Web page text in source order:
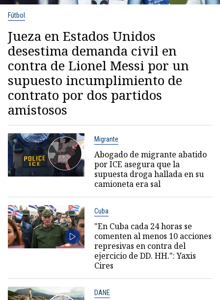
Fútbol
Jueza en Estados Unidos
desestima demanda civil en
contra de Lionel Messi por un
supuesto incumplimiento de
contrato por dos partidos
amistosos
Migrante
Abogado de migrante abatido
por ICE asegura que la
supuesta droga hallada en su
camioneta era sal
Cuba
"En Cuba cada 24 horas se
comenten al menos 10 acciones
represivas en contra del
ejercicio de DD. HH.": Yaxis
Cires
DANE